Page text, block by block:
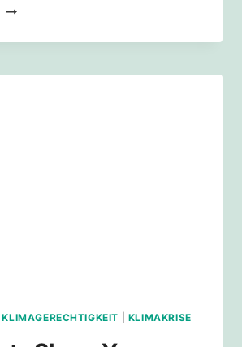
WUNDERSAME
KLIMAGERECHTIGKEIT KLIMAKRISE